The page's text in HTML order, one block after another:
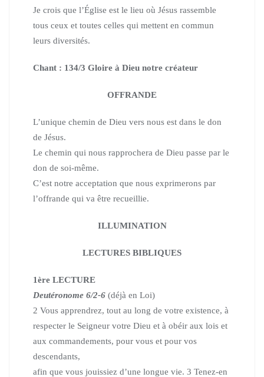
Je crois que l’Église est le lieu où Jésus rassemble
tous ceux et toutes celles qui mettent en commun
leurs diversités.
Chant : 134/3 Gloire à Dieu notre créateur
OFFRANDE
L’unique chemin de Dieu vers nous est dans le don
de Jésus.
Le chemin qui nous rapprochera de Dieu passe par le
don de soi-même.
C’est notre acceptation que nous exprimerons par
l’offrande qui va être recueillie.
ILLUMINATION
LECTURES BIBLIQUES
1ère LECTURE
Deutéronome 6/2-6 (déjà en Loi)
2 Vous apprendrez, tout au long de votre existence, à
respecter le Seigneur votre Dieu et à obéir aux lois et
aux commandements, pour vous et pour vos
descendants,
afin que vous jouissiez d’une longue vie. 3 Tenez-en